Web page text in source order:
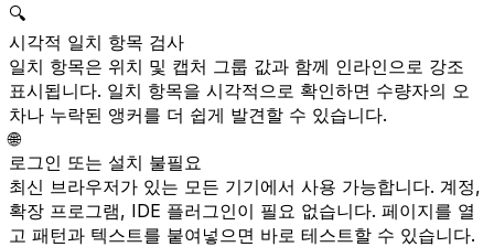
🔍
시각적 일치 항목 검사
일치 항목은 위치 및 캡처 그룹 값과 함께 인라인으로 강조
표시됩니다. 일치 항목을 시각적으로 확인하면 수량자의 오
차나 누락된 앵커를 더 쉽게 발견할 수 있습니다.
🌐
로그인 또는 설치 불필요
최신 브라우저가 있는 모든 기기에서 사용 가능합니다. 계정,
확장 프로그램, IDE 플러그인이 필요 없습니다. 페이지를 열
고 패턴과 텍스트를 붙여넣으면 바로 테스트할 수 있습니다.